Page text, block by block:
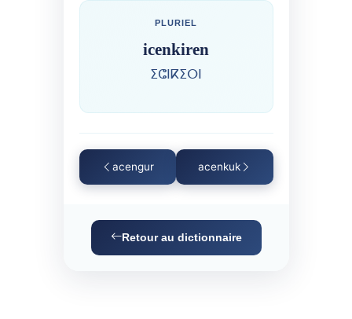
PLURIEL
icenkiren
ⵉⵛⵏⴽⵉⵔⵏ
acengur acenkuk
Retour au dictionnaire